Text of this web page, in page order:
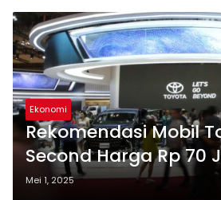
Ekonomi
Rekomendasi Mobil
Second Harga Rp 70
Hemat BBM
Mei 1, 2025